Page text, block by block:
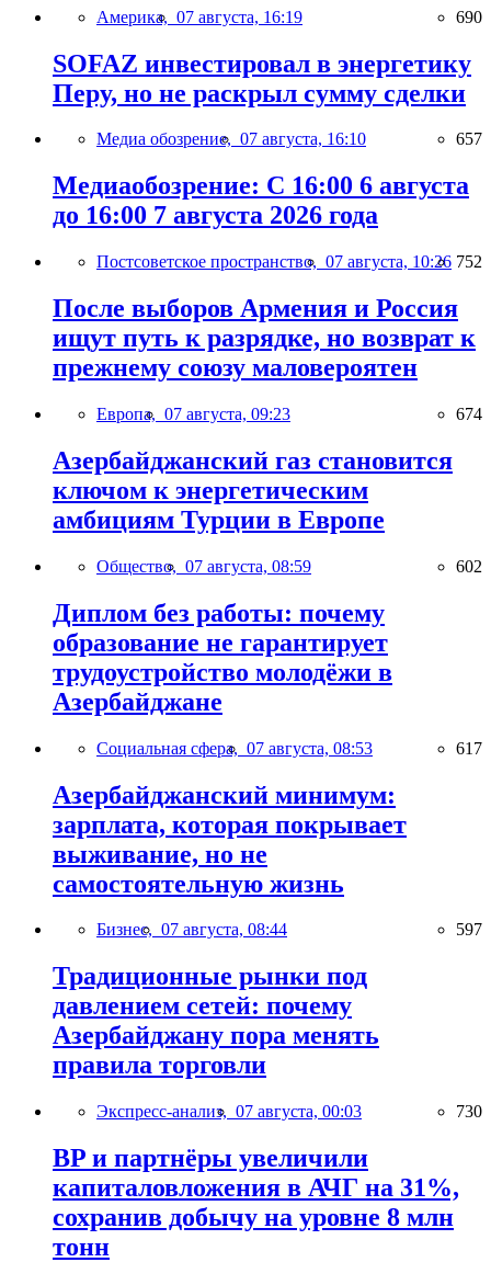
Америка, 07 августа, 16:19 690
SOFAZ инвестировал в энергетику
Перу, но не раскрыл сумму сделки
Медиа обозрение, 07 августа, 16:10 657
Медиаобозрение: С 16:00 6 августа
до 16:00 7 августа 2026 года
Постсоветское пространство, 07 августа, 10:26 752
После выборов Армения и Россия
ищут путь к разрядке, но возврат к
прежнему союзу маловероятен
Европа, 07 августа, 09:23 674
Азербайджанский газ становится
ключом к энергетическим
амбициям Турции в Европе
Общество, 07 августа, 08:59 602
Диплом без работы: почему
образование не гарантирует
трудоустройство молодёжи в
Азербайджане
Социальная сфера, 07 августа, 08:53 617
Азербайджанский минимум:
зарплата, которая покрывает
выживание, но не
самостоятельную жизнь
Бизнес, 07 августа, 08:44 597
Традиционные рынки под
давлением сетей: почему
Азербайджану пора менять
правила торговли
Экспресс-анализ, 07 августа, 00:03 730
BP и партнёры увеличили
капиталовложения в АЧГ на 31%,
сохранив добычу на уровне 8 млн
тонн